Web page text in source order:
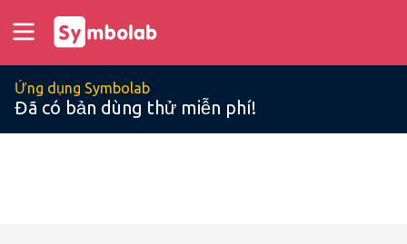
Ứng dụng Symbolab
Đã có bản dùng thử miễn phí!